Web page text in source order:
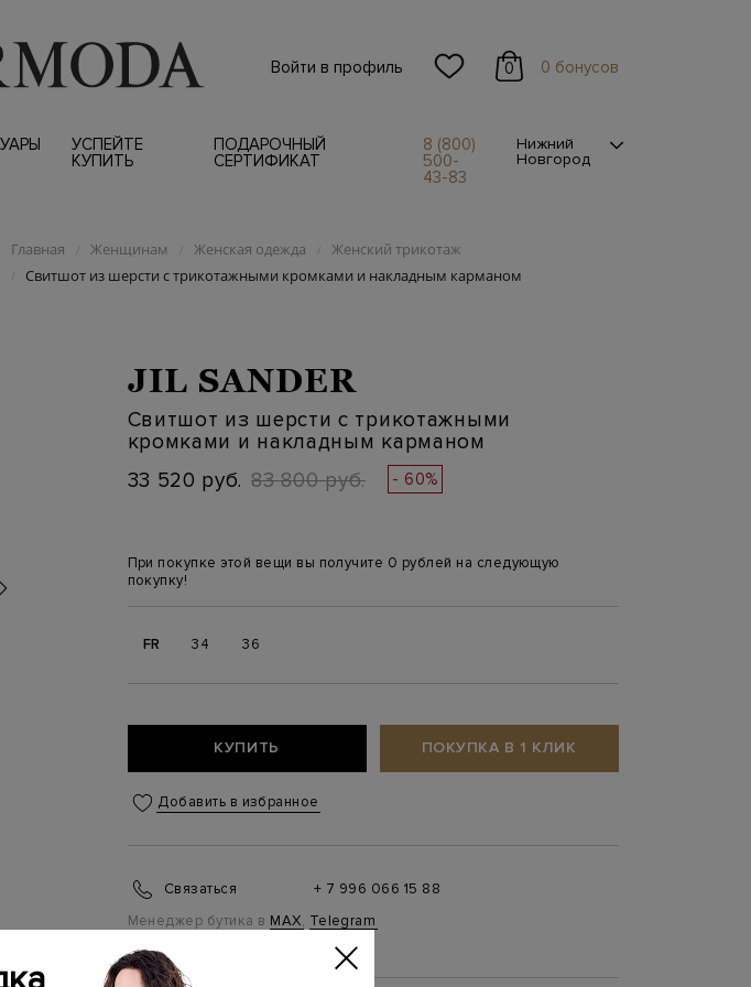
Войти в профиль 0 0 бонусов
УСПЕЙТЕ
КУПИТЬ
ПОДАРОЧНЫЙ
СЕРТИФИКАТ
8 (800)
500-
43-83
Нижний
Новгород
Главная / Женщинам / Женская одежда / Женский трикотаж
/ Свитшот из шерсти с трикотажными кромками и накладным карманом
JIL SANDER
Свитшот из шерсти с трикотажными
кромками и накладным карманом
33 520 руб. 83 800 руб. - 60%
При покупке этой вещи вы получите 0 рублей на следующую
покупку!
FR 34 36
КУПИТЬ ПОКУПКА В 1 КЛИК
Добавить в избранное
Связаться
+ 7 996 066 15 88
Менеджер бутика в MAX, Telegram